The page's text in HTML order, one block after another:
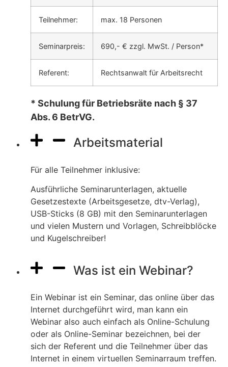
Teilnehmer: max. 18 Personen
Seminarpreis: 690,- € zzgl. MwSt. / Person*
Referent: Rechtsanwalt für Arbeitsrecht
* Schulung für Betriebsräte nach § 37
Abs. 6 BetrVG.
Arbeitsmaterial
Für alle Teilnehmer inklusive:
Ausführliche Seminarunterlagen, aktuelle
Gesetzestexte (Arbeitsgesetze, dtv-Verlag),
USB-Sticks (8 GB) mit den Seminarunterlagen
und vielen Mustern und Vorlagen, Schreibblöcke
und Kugelschreiber!
Was ist ein Webinar?
Ein Webinar ist ein Seminar, das online über das
Internet durchgeführt wird, man kann ein
Webinar also auch einfach als Online-Schulung
oder als Online-Seminar bezeichnen, bei der
sich der Referent und die Teilnehmer über das
Internet in einem virtuellen Seminarraum treffen.